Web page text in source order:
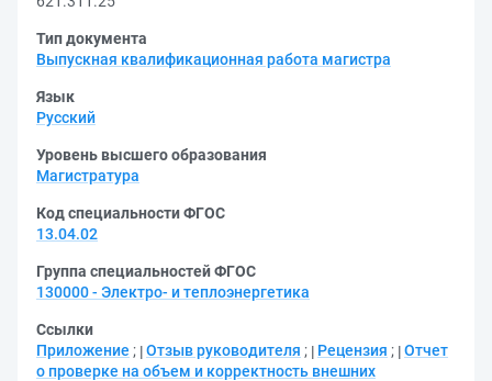
Тип документа
Выпускная квалификационная работа магистра
Язык
Русский
Уровень высшего образования
Магистратура
Код специальности ФГОС
13.04.02
Группа специальностей ФГОС
130000 - Электро- и теплоэнергетика
Ссылки
Приложение ; Отзыв руководителя ; Рецензия ; Отчет
о проверке на объем и корректность внешних